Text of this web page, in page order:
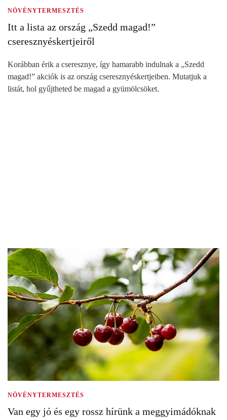
NÖVÉNYTERMESZTÉS
Itt a lista az ország „Szedd magad!”
cseresznyéskertjeiről
Korábban érik a cseresznye, így hamarabb indulnak a „Szedd
magad!” akciók is az ország cseresznyéskertjeiben. Mutatjuk a
listát, hol gyűjtheted be magad a gyümölcsöket.
NÖVÉNYTERMESZTÉS
Van egy jó és egy rossz hírünk a meggyimádóknak